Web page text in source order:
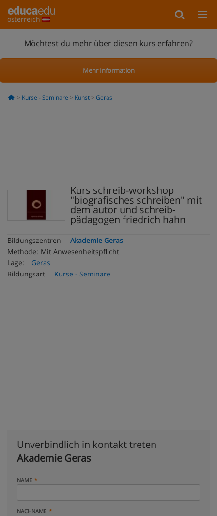
österreich
Möchtest du mehr über diesen kurs erfahren?
Mehr Information
Kurse - Seminare Kunst Geras
Kurs schreib-workshop
"biografisches schreiben" mit
dem autor und schreib-
pädagogen friedrich hahn
Bildungszentren:
Akademie Geras
Methode: Mit Anwesenheitspflicht
Lage:
Geras
Bildungsart:
Kurse - Seminare
Unverbindlich in kontakt treten
Akademie Geras
NAME
NACHNAME